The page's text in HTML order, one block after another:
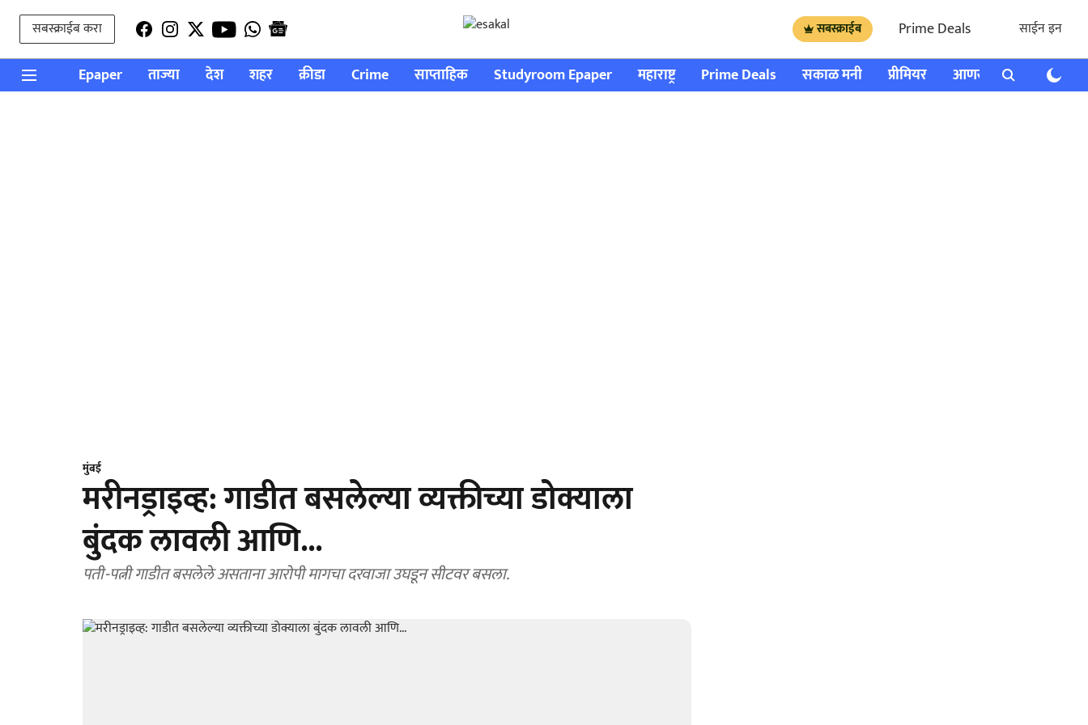
सबस्क्राईब करा सबस्क्राईब Prime Deals साईन इन
Epaper ताज्या देश शहर क्रीडा Crime साप्ताहिक Studyroom Epaper महाराष्ट्र Prime Deals सकाळ मनी प्रीमियर आणखी राशी भविष्य
मुंबई
मरीनड्राइव्ह: गाडीत बसलेल्या व्यक्तीच्या डोक्याला
बुंदक लावली आणि...
पती-पत्नी गाडीत बसलेले असताना आरोपी मागचा दरवाजा उघडून सीटवर बसला.